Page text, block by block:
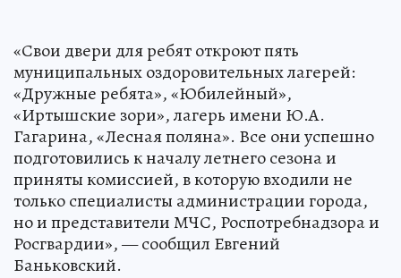
«Свои двери для ребят откроют пять
муниципальных оздоровительных лагерей:
«Дружные ребята», «Юбилейный»,
«Иртышские зори», лагерь имени Ю.А.
Гагарина, «Лесная поляна». Все они успешно
подготовились к началу летнего сезона и
приняты комиссией, в которую входили не
только специалисты администрации города,
но и представители МЧС, Роспотребнадзора и
Росгвардии», — сообщил Евгений
Баньковский.